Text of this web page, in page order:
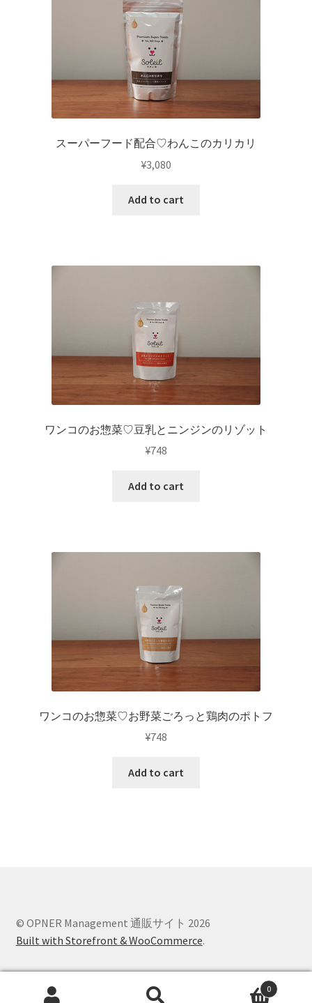
スーパーフード配合♡わんこのカリカリ
¥3,080
Add to cart
ワンコのお惣菜♡豆乳とニンジンのリゾット
¥748
Add to cart
ワンコのお惣菜♡お野菜ごろっと鶏肉のポトフ
¥748
Add to cart
© OPNER Management 通販サイト 2026
Built with Storefront & WooCommerce.
0